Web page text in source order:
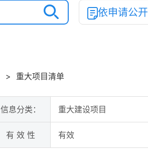
依申请公开
> 重大项目清单
信息分类： 重大建设项目
有 效 性 有效